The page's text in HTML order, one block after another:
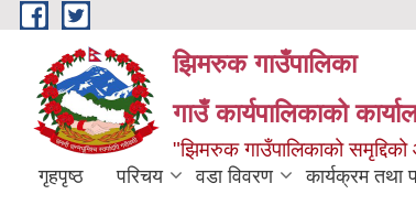
Skip to main content
झिमरुक गाउँपालिका
गाउँ कार्यपालिकाको
"झिमरुक गाउँपालिकाको
गृहपृष्ठ परिचय वडा विवरण कार्यक्रम तथा